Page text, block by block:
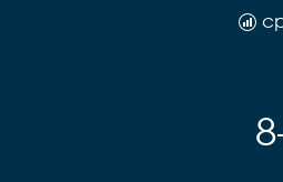
17, код 61217